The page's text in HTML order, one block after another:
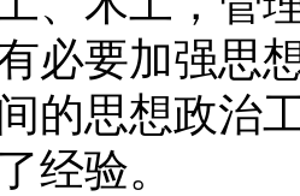
必要加强思
的思想政治
经验。